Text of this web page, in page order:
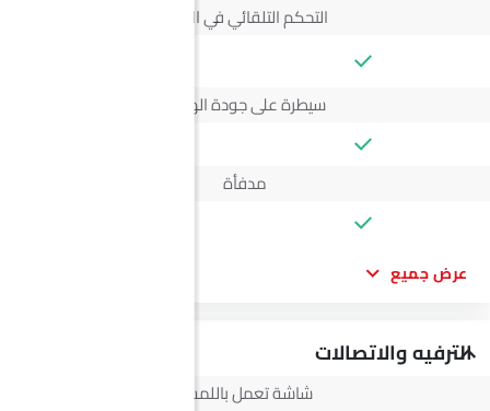
التحكم التلقائي في المناخ
سيطرة على جودة الهواء
مدفأة
عرض جميع
الترفيه والاتصالات
شاشة تعمل باللمس